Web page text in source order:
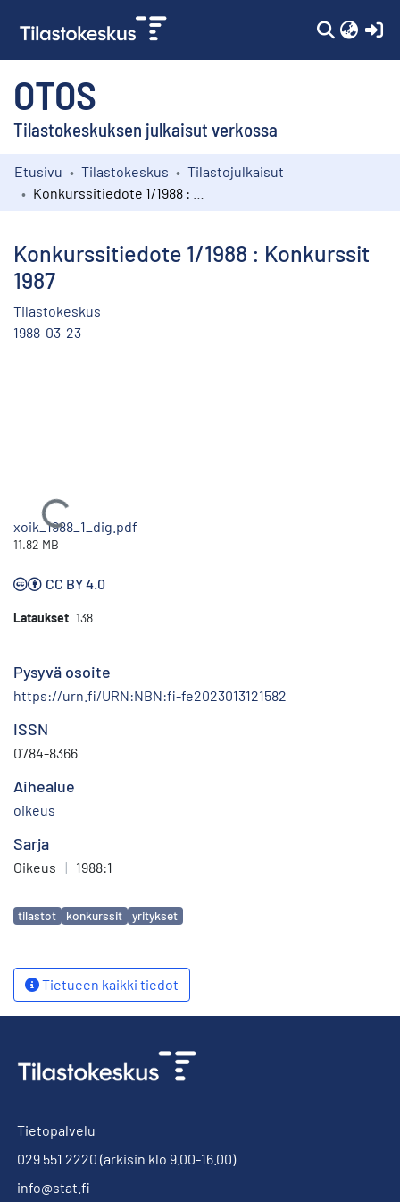
OTOS
Tilastokeskuksen julkaisut verkossa
Kokoelmat
Etusivu Tilastokeskus
Tilastojulkaisut
Konkurssitiedote 1/1988 : Konkurssit
1987
Tilastokeskus
1988-03-23
Ladataan...
xoik_1988_1_dig.pdf
11.82 MB
CC BY 4.0
Lataukset 138
Pysyvä osoite
https://urn.fi/URN:NBN:fi-fe2023013121582
ISSN
0784-8366
Aihealue
oikeus
Sarja
Oikeus | 1988:1
Avainsanat
tilastot konkurssit yritykset
Tietueen kaikki tiedot
Tietopalvelu
029 551 2220 (arkisin klo 9.00-16.00)
info@stat.fi